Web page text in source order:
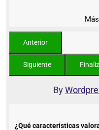
By
¿Qué características